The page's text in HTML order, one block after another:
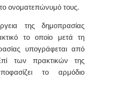
ονοματεπώνυμό τους.
της δημοπρασίας
το οποίο μετά τη
υπογράφεται από
των πρακτικών της
το αρμόδιο